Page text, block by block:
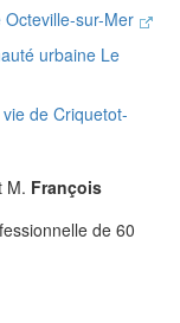
sur-Mer
urbaine Le
de Criquetot-
M. François
de 60